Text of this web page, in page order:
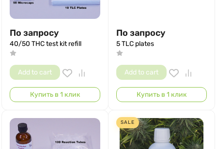
По запросу
40/50 THC test kit refill
Add to cart
Купить в 1 клик
По запросу
5 TLC plates
Add to cart
Купить в 1 клик
SALE